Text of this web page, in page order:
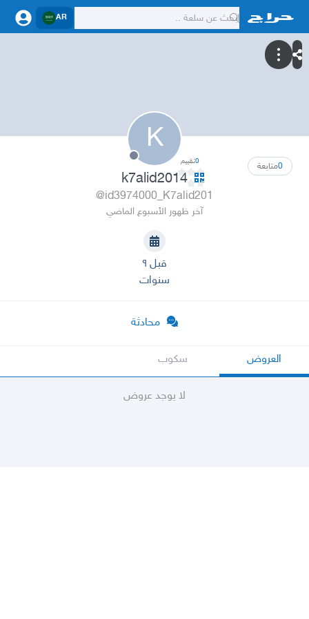
AR
K
0متابعة 0تقييم
k7alid2014
@id3974000_K7alid201
آخر ظهور الأسبوع الماضي
قبل ٩
سنوات
محادثة
العروض سكوب
لا يوجد عروض